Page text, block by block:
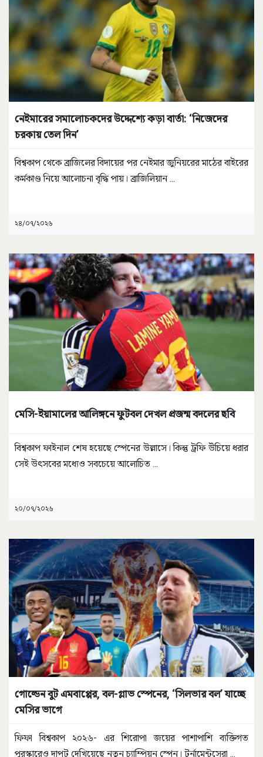
নেইমারের সমালোচকদের উদ্দেশ্যে কড়া বার্তা: ‘নিজেদের
চরকায় তেল দিন’
বিশ্বকাপ থেকে ব্রাজিলের বিদায়ের পর নেইমার জুনিয়রের মাঠের বাইরের
কর্মকাণ্ড নিয়ে আলোচনা বৃদ্ধি পায়। ব্রাজিলিয়ান ...
২৪/০৭/২০২৬
মেসি-ইয়ামালের আলিঙ্গনে ফুটবল দেখল প্রজন্ম বদলের ছবি
বিশ্বকাপ ফাইনাল শেষ হয়েছে স্পেনের উল্লাসে। কিন্তু ট্রফি উঁচিয়ে ধরার
সেই উৎসবের মধ্যেও সবচেয়ে আলোচিত ...
২০/০৭/২০২৬
গোল্ডেন বুট এমবাপ্পের, বল-গ্লাভ স্পেনের, ‘সিলভার বল’ যাচ্ছে
মেসির ভাগে
ফিফা বিশ্বকাপ ২০২৬- এর শিরোপা জয়ের পাশাপাশি ব্যক্তিগত
পুরস্কারেও দাপট দেখিয়েছে নতুন চ্যাম্পিয়ন স্পেন। টুর্নামেন্টসেরা ...